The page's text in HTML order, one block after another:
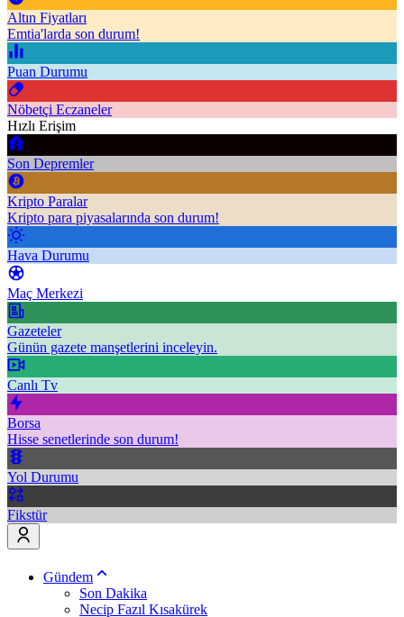
Altın Fiyatları
Emtia'larda son durum!
Puan Durumu
Nöbetçi Eczaneler
Hızlı Erişim
Son Depremler
Kripto Paralar
Kripto para piyasalarında son durum!
Hava Durumu
Maç Merkezi
Gazeteler
Günün gazete manşetlerini inceleyin.
Canlı Tv
Borsa
Hisse senetlerinde son durum!
Yol Durumu
Fikstür
Gündem
Son Dakika
Necip Fazıl Kısakürek